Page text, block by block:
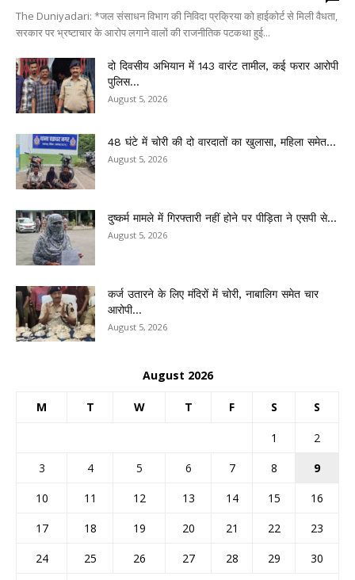
The Duniyadari: *जल संसाधन विभाग की निविदा प्रक्रिया को हाईकोर्ट से मिली वैधता,
सरकार पर भ्रष्टाचार के आरोप लगाने वालों की राजनीतिक पटकथा हुई...
दो दिवसीय अभियान में 143 वारंट तामील, कई फरार आरोपी
पुलिस...
August 5, 2026
48 घंटे में चोरी की दो वारदातों का खुलासा, महिला समेत...
August 5, 2026
दुष्कर्म मामले में गिरफ्तारी नहीं होने पर पीड़िता ने एसपी से...
August 5, 2026
कर्ज उतारने के लिए मंदिरों में चोरी, नाबालिग समेत चार
आरोपी...
August 5, 2026
August 2026
M T W T F S S
1
2
3
4 5 6 7 8
9
10
11 12 13 14 15
16
17
18 19 20 21 22
23
24
25 26 27 28 29
30